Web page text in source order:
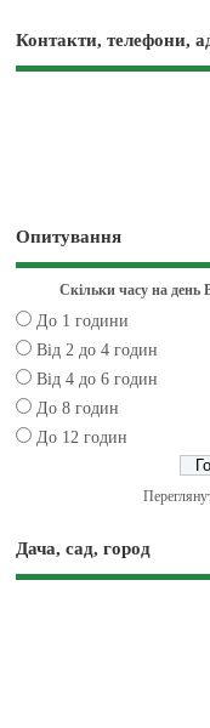
Контакти, телефони,
Опитування
Скільки часу на день
До 1 години
Від 2 до 4 годин
Від 4 до 6 годин
До 8 годин
До 12 годин
Дача, сад, город